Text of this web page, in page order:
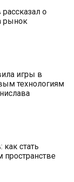
о
рынок
игры в
технологиям
стать